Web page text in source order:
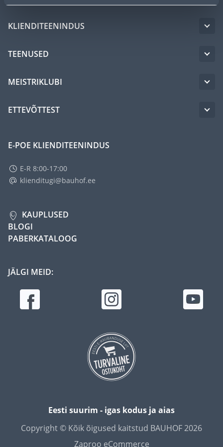
KLIENDITEENINDUS
TEENUSED
MEISTRIKLUBI
ETTEVÕTTEST
E-POE KLIENDITEENINDUS
E-R 8:00-17:00
klienditugi@bauhof.ee
KAUPLUSED
BLOGI
PABERKATALOOG
JÄLGI MEID:
Eesti suurim - igas kodus ja aias
Copyright © Kõik õigused kaitstud BAUHOF 2026
Zaproo eCommerce